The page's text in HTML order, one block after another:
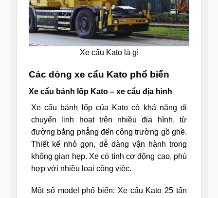
Xe cẩu Kato là gì
Các dòng xe cẩu Kato phổ biến
Xe cẩu bánh lốp Kato – xe cẩu địa hình
Xe cẩu bánh lốp của Kato có khả năng di
chuyển linh hoạt trên nhiều địa hình, từ
đường bằng phẳng đến công trường gồ ghề.
Thiết kế nhỏ gọn, dễ dàng vận hành trong
không gian hẹp. Xe có tính cơ động cao, phù
hợp với nhiều loại công việc.
Một số model phổ biến: Xe cẩu Kato 25 tấn